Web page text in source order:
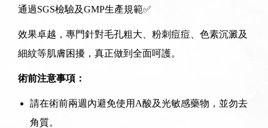
通過SGS檢驗及GMP生產規範✅
效果卓越，專門針對毛孔粗大、粉刺痘痘、色素沉澱及
細紋等肌膚困擾，真正做到全面呵護。
術前注意事項：
請在術前兩週內避免使用A酸及光敏感藥物，並勿去
角質。